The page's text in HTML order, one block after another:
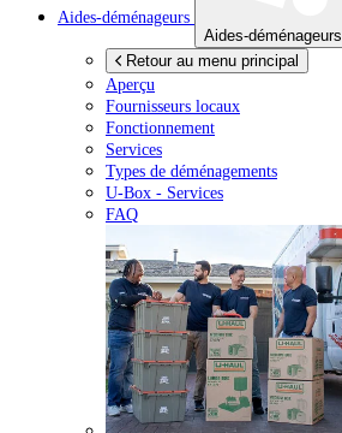
Aides-déménageurs
Aides-déménageurs
Retour au menu principal
Aperçu
Fournisseurs locaux
Fonctionnement
Services
Types de déménagements
U-Box - Services
FAQ